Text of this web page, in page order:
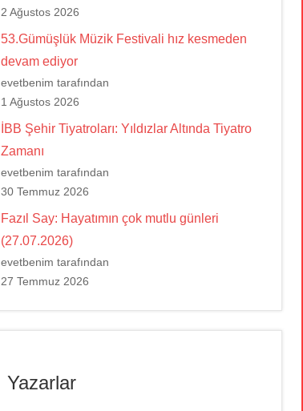
2 Ağustos 2026
53.Gümüşlük Müzik Festivali hız kesmeden
devam ediyor
evetbenim tarafından
1 Ağustos 2026
İBB Şehir Tiyatroları: Yıldızlar Altında Tiyatro
Zamanı
evetbenim tarafından
30 Temmuz 2026
Fazıl Say: Hayatımın çok mutlu günleri
(27.07.2026)
evetbenim tarafından
27 Temmuz 2026
Yazarlar